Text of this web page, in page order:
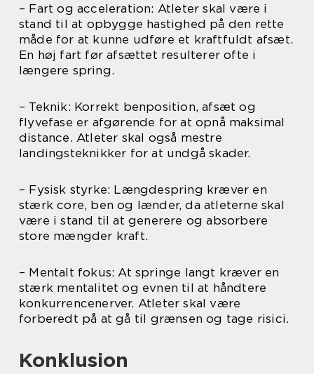
– Fart og acceleration: Atleter skal være i
stand til at opbygge hastighed på den rette
måde for at kunne udføre et kraftfuldt afsæt.
En høj fart før afsættet resulterer ofte i
længere spring.
– Teknik: Korrekt benposition, afsæt og
flyvefase er afgørende for at opnå maksimal
distance. Atleter skal også mestre
landingsteknikker for at undgå skader.
– Fysisk styrke: Længdespring kræver en
stærk core, ben og lænder, da atleterne skal
være i stand til at generere og absorbere
store mængder kraft.
– Mentalt fokus: At springe langt kræver en
stærk mentalitet og evnen til at håndtere
konkurrencenerver. Atleter skal være
forberedt på at gå til grænsen og tage risici.
Konklusion